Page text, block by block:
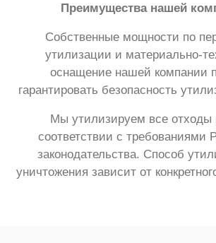
Преимущества нашей
Собственные мощности по
утилизации и материально-
оснащение нашей компании
гарантировать безопасность
Мы утилизируем все отходы
соответствии с требованиями
законодательства. Способ
уничтожения зависит от